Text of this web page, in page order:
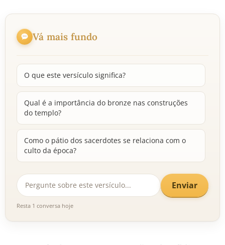
Vá mais fundo
O que este versículo significa?
Qual é a importância do bronze nas construções
do templo?
Como o pátio dos sacerdotes se relaciona com o
culto da época?
Enviar
Resta 1 conversa hoje